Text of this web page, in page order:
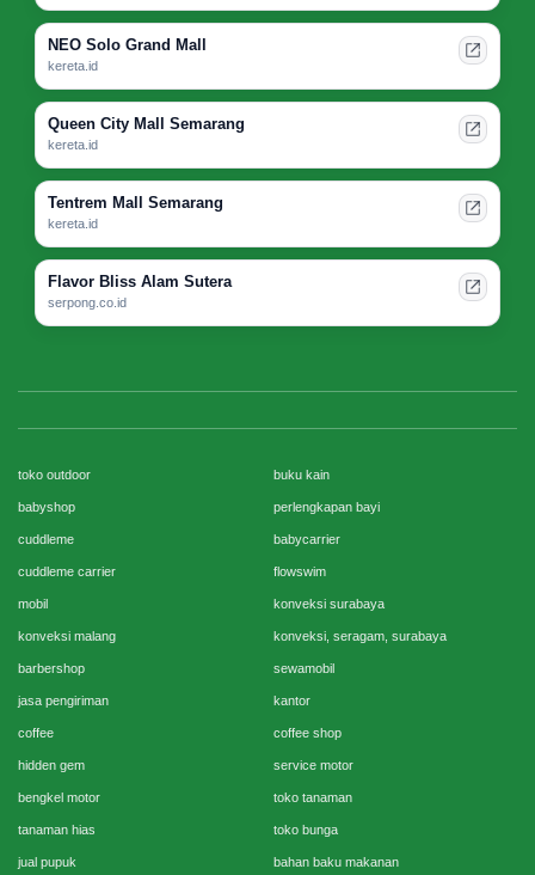
NEO Solo Grand Mall
kereta.id
Queen City Mall Semarang
kereta.id
Tentrem Mall Semarang
kereta.id
Flavor Bliss Alam Sutera
serpong.co.id
toko outdoor buku kain
babyshop perlengkapan bayi
cuddleme babycarrier
cuddleme carrier flowswim
mobil konveksi surabaya
konveksi malang konveksi, seragam, surabaya
barbershop sewamobil
jasa pengiriman kantor
coffee coffee shop
hidden gem service motor
bengkel motor toko tanaman
tanaman hias toko bunga
jual pupuk bahan baku makanan